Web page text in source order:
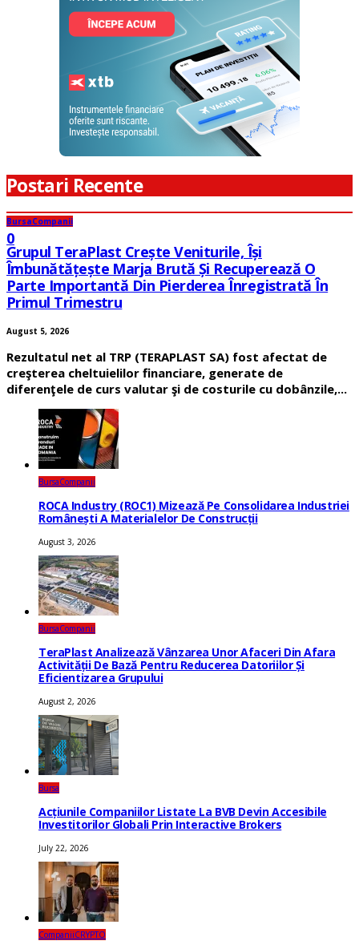
Postari Recente
BursaCompanii
0
Grupul TeraPlast Crește Veniturile, Își
Îmbunătățește Marja Brută Și Recuperează O
Parte Importantă Din Pierderea Înregistrată În
Primul Trimestru
August 5, 2026
Rezultatul net al TRP (TERAPLAST SA) fost afectat de
creşterea cheltuielilor financiare, generate de
diferenţele de curs valutar şi de costurile cu dobânzile,...
BursaCompanii
ROCA Industry (ROC1) Mizează Pe Consolidarea Industriei
Românești A Materialelor De Construcții
August 3, 2026
BursaCompanii
TeraPlast Analizează Vânzarea Unor Afaceri Din Afara
Activității De Bază Pentru Reducerea Datoriilor Și
Eficientizarea Grupului
August 2, 2026
Bursa
Acțiunile Companiilor Listate La BVB Devin Accesibile
Investitorilor Globali Prin Interactive Brokers
July 22, 2026
CompaniiCRYPTO